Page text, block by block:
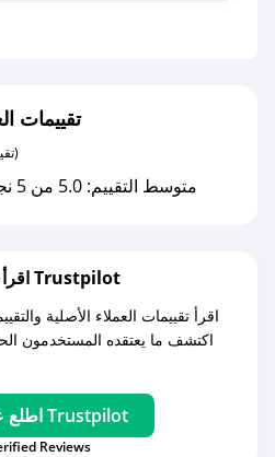
مع صحصح، تسوق بذكاء
تقييمات
(0 تقييمات)
متوسط التقييم: 5.0 من 5 نجوم بواسطة 0 مستخدمين
اقرأ تقييمات واراء العملاء على Trustpilot
اقرأ تقييمات العملاء الأصلية
اكتشف ما يعتقده المستخدمون
اطلع على آراء عملائنا على Trustpilot
Reviews